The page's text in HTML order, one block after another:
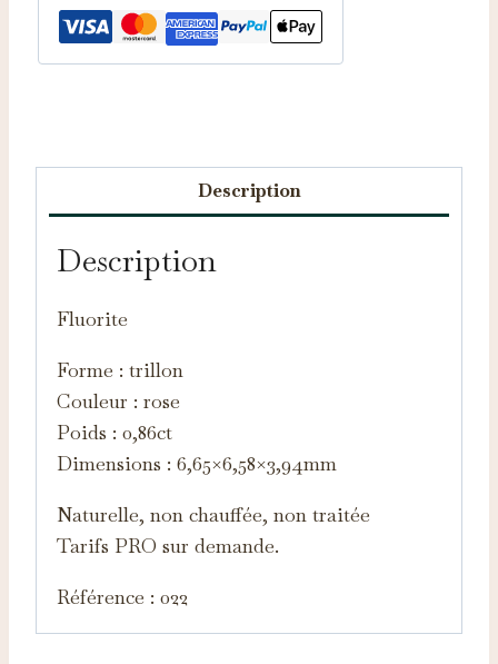
Description
Description
Fluorite
Forme : trillon
Couleur : rose
Poids : 0,86ct
Dimensions : 6,65×6,58×3,94mm
Naturelle, non chauffée, non traitée
Tarifs PRO sur demande.
Référence : 022